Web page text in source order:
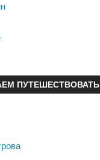
ПУТЕШЕСТВОВАТЬ